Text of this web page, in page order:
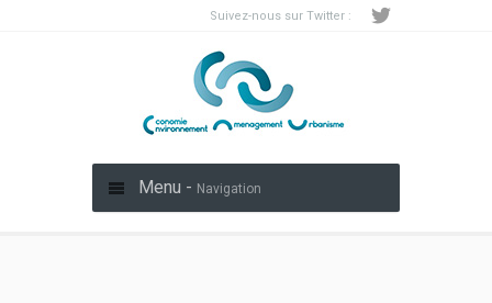
Suivez-nous sur Twitter :
Menu - Navigation